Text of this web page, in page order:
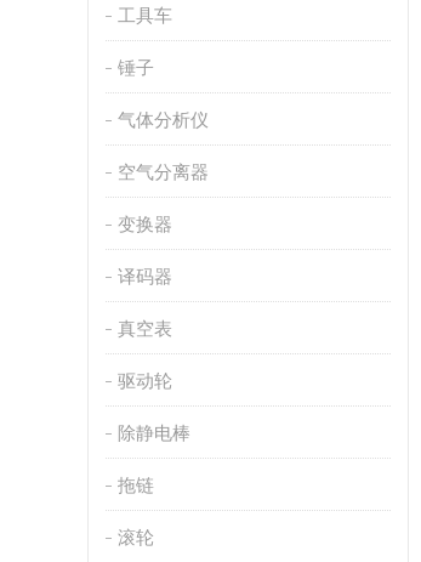
工具车
锤子
气体分析仪
空气分离器
变换器
译码器
真空表
驱动轮
除静电棒
拖链
滚轮